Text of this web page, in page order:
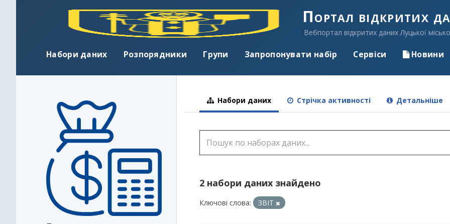
Портал відкритих
Вебпортал відкритих даних Луцької
Набори даних Розпорядники Групи Запропонувати набір Сервіси Новини
Набори даних Стрічка активності Детальніше
2 набори даних знайдено
Ключові слова: ЗВІТ